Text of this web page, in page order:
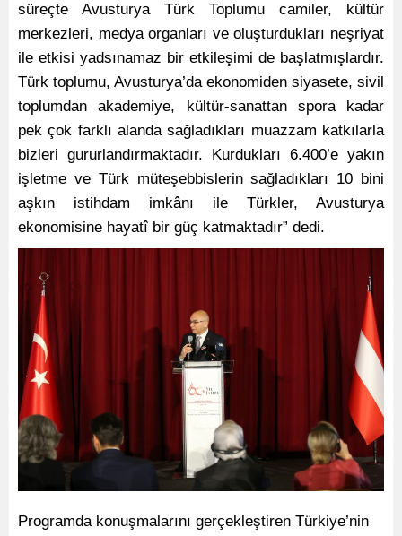
süreçte Avusturya Türk Toplumu camiler, kültür
merkezleri, medya organları ve oluşturdukları neşriyat
ile etkisi yadsınamaz bir etkileşimi de başlatmışlardır.
Türk toplumu, Avusturya’da ekonomiden siyasete, sivil
toplumdan akademiye, kültür-sanattan spora kadar
pek çok farklı alanda sağladıkları muazzam katkılarla
bizleri gururlandırmaktadır. Kurdukları 6.400’e yakın
işletme ve Türk müteşebbislerin sağladıkları 10 bini
aşkın istihdam imkânı ile Türkler, Avusturya
ekonomisine hayatî bir güç katmaktadır” dedi.
Programda konuşmalarını gerçekleştiren Türkiye’nin